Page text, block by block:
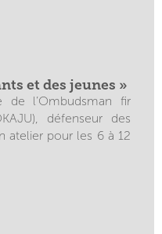
et des jeunes »
de l’Ombudsman fir
défenseur des
atelier pour les 6 à 12